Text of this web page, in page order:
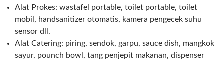
Alat Prokes: wastafel portable, toilet portable, toilet
mobil, handsanitizer otomatis, kamera pengecek suhu
sensor dll.
Alat Catering: piring, sendok, garpu, sauce dish, mangkok
sayur, pounch bowl, tang penjepit makanan, dispenser